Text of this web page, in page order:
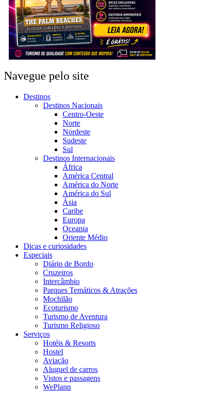
Navegue pelo site
Destinos
Destinos Nacionais
Centro-Oeste
Norte
Nordeste
Sudeste
Sul
Destinos Internacionais
África
América Central
América do Norte
América do Sul
Ásia
Caribe
Europa
Oceania
Oriente Médio
Dicas e curiosidades
Especiais
Diário de Bordo
Cruzeiros
Intercâmbio
Parques Temáticos & Atrações
Mochilão
Ecoturismo
Turismo de Aventura
Turismo Religioso
Serviços
Hotéis & Resorts
Hostel
Aviação
Aluguel de carros
Vistos e passagens
WePlann